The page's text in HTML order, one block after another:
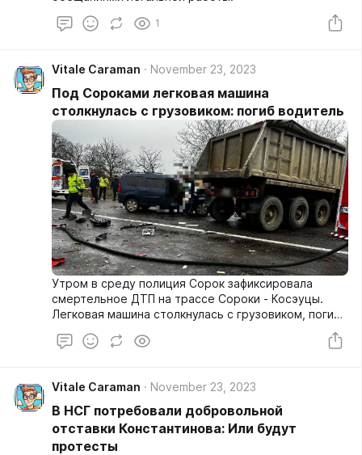
1
Vitale Caraman November 23, 2023
Под Сороками легковая машина
столкнулась с грузовиком: погиб водитель
Утром в среду полиция Сорок зафиксировала
смертельное ДТП на трассе Сороки - Косэуцы.
Легковая машина столкнулась с грузовиком, погиб
Vitale Caraman November 23, 2023
В НСГ потребовали добровольной
отставки Константинова: Или будут
протесты